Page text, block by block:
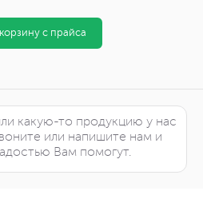
с прайса
какую-то продукцию у нас
или напишите нам и
Вам помогут.